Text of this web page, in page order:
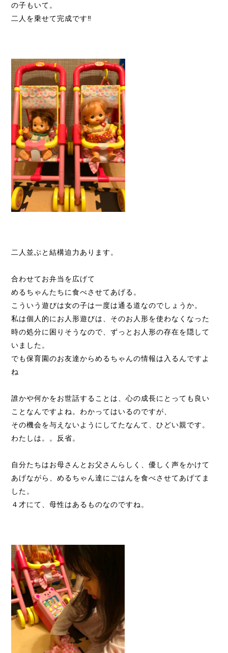
の子もいて。
二人を乗せて完成です‼️
二人並ぶと結構迫力あります。
合わせてお弁当を広げて
めるちゃんたちに食べさせてあげる。
こういう遊びは女の子は一度は通る道なのでしょうか。
私は個人的にお人形遊びは、そのお人形を使わなくなった
時の処分に困りそうなので、ずっとお人形の存在を隠して
いました。
でも保育園のお友達からめるちゃんの情報は入るんですよ
ね
誰かや何かをお世話することは、心の成長にとっても良い
ことなんですよね。わかってはいるのですが、
その機会を与えないようにしてたなんて、ひどい親です。
わたしは。。反省。
自分たちはお母さんとお父さんらしく、優しく声をかけて
あげながら、めるちゃん達にごはんを食べさせてあげてま
した。
４才にて、母性はあるものなのですね。